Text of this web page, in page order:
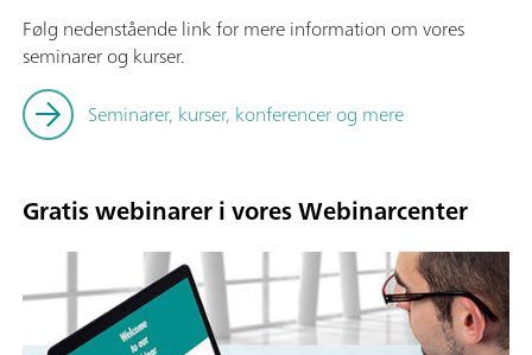
Følg nedenstående link for mere information om vores
seminarer og kurser.
Seminarer, kurser, konferencer og mere
Gratis webinarer i vores Webinarcenter